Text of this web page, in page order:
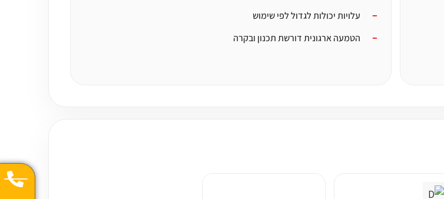
עלויות יכולות לגדול לפי שימוש
הטמעה ארגונית דורשת תכנון ובקרה